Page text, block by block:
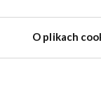
O plikach
emocji, bez
pojawić się
spotkania